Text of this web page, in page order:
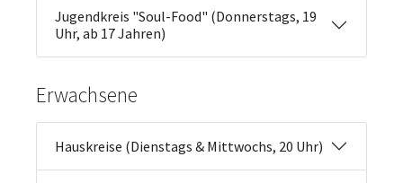
Jugendkreis "Soul-Food" (Donnerstags, 19
Uhr, ab 17 Jahren)
Erwachsene
Hauskreise (Dienstags & Mittwochs, 20 Uhr)